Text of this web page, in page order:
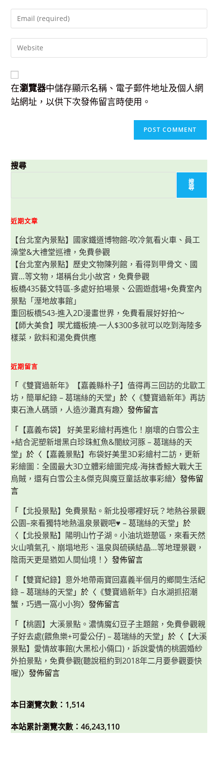
username
to
comment
your
address
to
Enter
your
(optional)
在瀏覽器中儲存顯示名稱、電子郵件地址及個人網
站網址，以供下次發佈留言時使用。
搜尋
搜
尋
近期文章
【台北室內景點】國家鐵道博物館-吹冷氣看火車、員工
澡堂&大禮堂巡禮，免費參觀
【台北室內景點】歷史文物陳列館，看得到甲骨文、國
寶…等文物，堪稱台北小故宮，免費參觀
板橋435藝文特區-多處好拍場景、公園遊戲場+免費室內
景點「溼地故事館」
重回板橋543-進入2D漫畫世界，免費看展好好拍～
【師大美食】喫尤鐵板燒-一人$300多就可以吃到海陸多
樣菜，飲料和湯免費供應
近期留言
「 《雙寶過新年》【嘉義縣朴子】值得再三回訪的北歐工
坊，簡單紀錄 – 葛瑞絲的天堂 」於〈 《雙寶過新年》再訪
東石漁人碼頭，人造沙灘真有趣〉發佈留言
「 【嘉義布袋】 好美里彩繪村再進化！崩壞的白雪公主
+結合泥塑新增黑白珍珠魟魚&闇紋河豚 – 葛瑞絲的天
堂 」於〈 【嘉義景點】布袋好美里3D彩繪村二訪，更新
彩繪圖：全國最大3D立體彩繪圖完成-海抹香鯨大戰大王
烏賊，還有白雪公主&傑克與魔豆童話故事彩繪〉發佈留
言
「 【北投景點】免費景點。新北投哪裡好玩？地熱谷景觀
公園–來看獨特地熱溫泉景觀吧♥ – 葛瑞絲的天堂 」於
〈 【北投景點】陽明山竹子湖。小油坑遊憩區，來看天然
火山噴氣孔、崩塌地形、溫泉與硫磺結晶…等地理景觀，
陰雨天更是猶如人間仙境！ 〉發佈留言
「 【雙寶紀錄】意外地帶兩寶回嘉義半個月的鄉間生活紀
錄 – 葛瑞絲的天堂 」於〈 《雙寶過新年》白水湖抓招潮
蟹，巧遇一窩小小狗〉發佈留言
「 【桃園】大溪景點。濃情魔幻豆子主題館，免費參觀親
子好去處(餵魚樂+可愛公仔) – 葛瑞絲的天堂 」於〈 【大溪
景點】愛情故事館(大黑松小倆口)，訴說愛情的桃園婚紗
外拍景點，免費參觀(聽說租約到2018年二月要參觀要快
喔)〉發佈留言
本日瀏覽次數：1,514
本站累計瀏覽次數：46,243,110